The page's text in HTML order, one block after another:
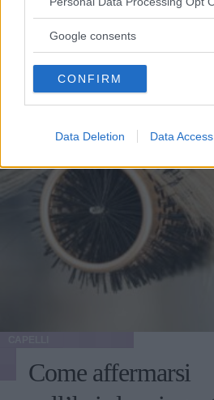
not limited to your visit or usage
use your data for below specified
consent section.
Google consents
CONFIRM
Data Deletion Data Access
Come affermarsi